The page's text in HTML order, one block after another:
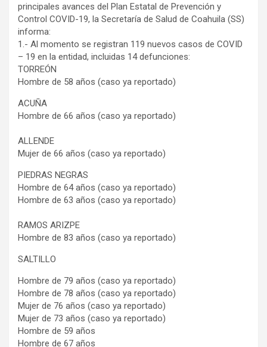
principales avances del Plan Estatal de Prevención y
Control COVID-19, la Secretaría de Salud de Coahuila (SS)
informa:
1.- Al momento se registran 119 nuevos casos de COVID
– 19 en la entidad, incluidas 14 defunciones:
TORREÓN
Hombre de 58 años (caso ya reportado)
ACUÑA
Hombre de 66 años (caso ya reportado)
ALLENDE
Mujer de 66 años (caso ya reportado)
PIEDRAS NEGRAS
Hombre de 64 años (caso ya reportado)
Hombre de 63 años (caso ya reportado)
RAMOS ARIZPE
Hombre de 83 años (caso ya reportado)
SALTILLO
Hombre de 79 años (caso ya reportado)
Hombre de 78 años (caso ya reportado)
Mujer de 76 años (caso ya reportado)
Mujer de 73 años (caso ya reportado)
Hombre de 59 años
Hombre de 67 años